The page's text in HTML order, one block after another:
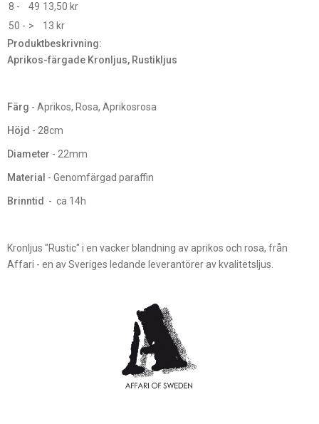
8 -
49 13,50 kr
50 - >
13 kr
Produktbeskrivning:
Aprikos-färgade Kronljus, Rustikljus
Färg - Aprikos, Rosa, Aprikosrosa
Höjd - 28cm
Diameter - 22mm
Material - Genomfärgad paraffin
Brinntid - ca 14h
Kronljus "Rustic" i en vacker blandning av aprikos och rosa, från
Affari - en av Sveriges ledande leverantörer av kvalitetsljus.